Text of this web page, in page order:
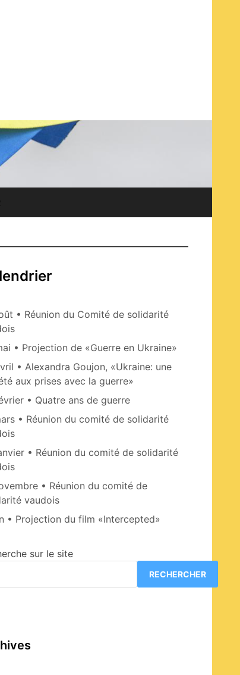
• Réunion du Comité de solidarité
• Projection de «Guerre en Ukraine»
• Alexandra Goujon, «Ukraine: une
aux prises avec la guerre»
• Quatre ans de guerre
• Réunion du comité de solidarité
• Réunion du comité de solidarité
• Réunion du comité de
vaudois
• Projection du film «Intercepted»
sur le site
RECHERCHER